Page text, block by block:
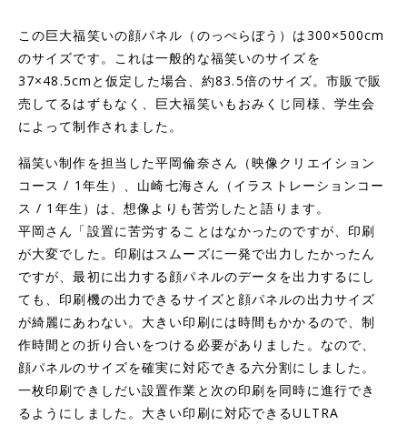
この巨大福笑いの顔パネル（のっぺらぼう）は300×500cm
のサイズです。これは一般的な福笑いのサイズを
37×48.5cmと仮定した場合、約83.5倍のサイズ。市販で販
売してるはずもなく、巨大福笑いもおみくじ同様、学生会
によって制作されました。
福笑い制作を担当した平岡倫奈さん（映像クリエイション
コース / 1年生）、山崎七海さん（イラストレーションコー
ス / 1年生）は、想像よりも苦労したと語ります。
平岡さん「設置に苦労することはなかったのですが、印刷
が大変でした。印刷はスムーズに一発で出力したかったん
ですが、最初に出力する顔パネルのデータを出力するにし
ても、印刷機の出力できるサイズと顔パネルの出力サイズ
が綺麗にあわない。大きい印刷には時間もかかるので、制
作時間との折り合いをつける必要がありました。なので、
顔パネルのサイズを確実に対応できる六分割にしました。
一枚印刷できしだい設置作業と次の印刷を同時に進行でき
るようにしました。大きい印刷に対応できるULTRA